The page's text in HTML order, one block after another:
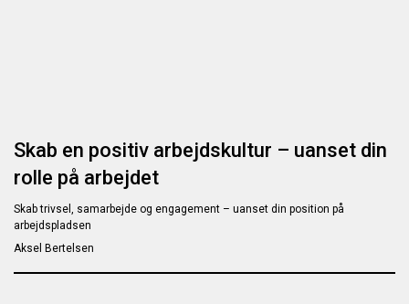
Skab en positiv arbejdskultur – uanset din
rolle på arbejdet
Skab trivsel, samarbejde og engagement – uanset din position på
arbejdspladsen
Aksel Bertelsen